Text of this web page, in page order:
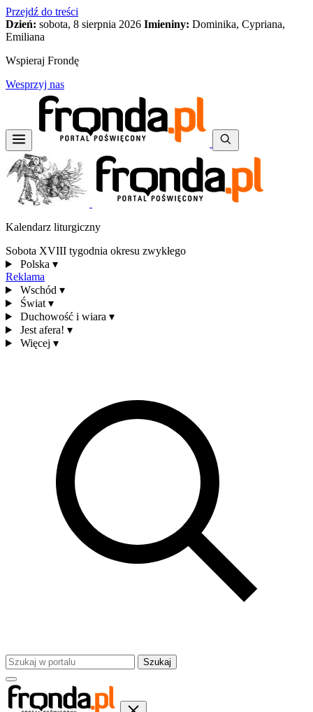
Przejdź do treści
Dzień: sobota, 8 sierpnia 2026 Imieniny: Dominika, Cypriana,
Emiliana
Wspieraj Frondę
Wesprzyj nas
Kalendarz liturgiczny
Sobota XVIII tygodnia okresu zwykłego
Polska ▾
Reklama
Wschód ▾
Świat ▾
Duchowość i wiara ▾
Jest afera! ▾
Więcej ▾
Szukaj